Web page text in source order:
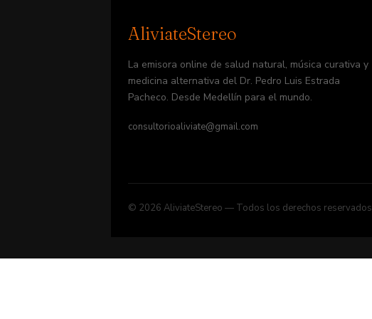
AliviateStereo
La emisora online de salud natural, música curativa y
medicina alternativa del Dr. Pedro Luis Estrada
Pacheco. Desde Medellín para el mundo.
consultorioaliviate@gmail.com
© 2026 AliviateStereo — Todos los derechos reservados